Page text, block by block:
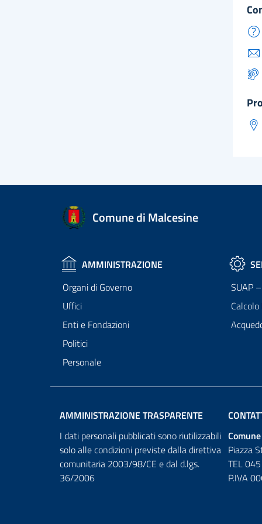
Comune di Malcesine
AMMINISTRAZIONE
Organi di Governo
Uffici
Enti e Fondazioni
Politici
Personale
SUAP
AMMINISTRAZIONE TRASPARENTE
I dati personali pubblicati sono riutilizzabili
solo alle condizioni previste dalla direttiva
comunitaria 2003/98/CE e dal d.lgs.
36/2006
Piazza
TEL
P.IVA